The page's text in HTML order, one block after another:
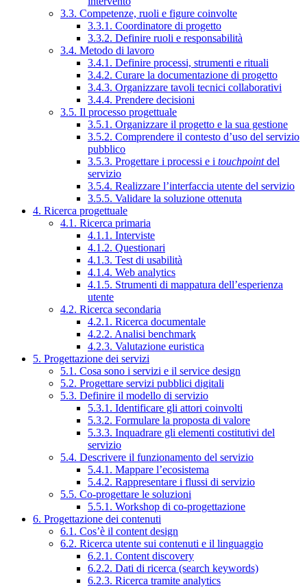
3.3. Competenze, ruoli e figure coinvolte
3.3.1. Coordinatore di progetto
3.3.2. Definire ruoli e responsabilità
3.4. Metodo di lavoro
3.4.1. Definire processi, strumenti e rituali
3.4.2. Curare la documentazione di progetto
3.4.3. Organizzare tavoli tecnici collaborativi
3.4.4. Prendere decisioni
3.5. Il processo progettuale
3.5.1. Organizzare il progetto e la sua gestione
3.5.2. Comprendere il contesto d’uso del servizio
pubblico
3.5.3. Progettare i processi e i touchpointdel
servizio
3.5.4. Realizzare l’interfaccia utente del servizio
3.5.5. Validare la soluzione ottenuta
4. Ricerca progettuale
4.1. Ricerca primaria
4.1.1. Interviste
4.1.2. Questionari
4.1.3. Test di usabilità
4.1.4. Web analytics
4.1.5. Strumenti di mappatura dell’esperienza
utente
4.2. Ricerca secondaria
4.2.1. Ricerca documentale
4.2.2. Analisi benchmark
4.2.3. Valutazione euristica
5. Progettazione dei servizi
5.1. Cosa sono i servizi e il service design
5.2. Progettare servizi pubblici digitali
5.3. Definire il modello di servizio
5.3.1. Identificare gli attori coinvolti
5.3.2. Formulare la proposta di valore
5.3.3. Inquadrare gli elementi costitutivi del
servizio
5.4. Descrivere il funzionamento del servizio
5.4.1. Mappare l’ecosistema
5.4.2. Rappresentare i flussi di servizio
5.5. Co-progettare le soluzioni
5.5.1. Workshop di co-progettazione
6. Progettazione dei contenuti
6.1. Cos’è il content design
6.2. Ricerca utente sui contenuti e il linguaggio
6.2.1. Content discovery
6.2.2. Dati di ricerca (search keywords)
6.2.3. Ricerca tramite analytics